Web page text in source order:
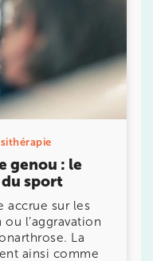
genou : le
sport
accrue sur les
l’aggravation
La
ainsi comme
Paris
Paris